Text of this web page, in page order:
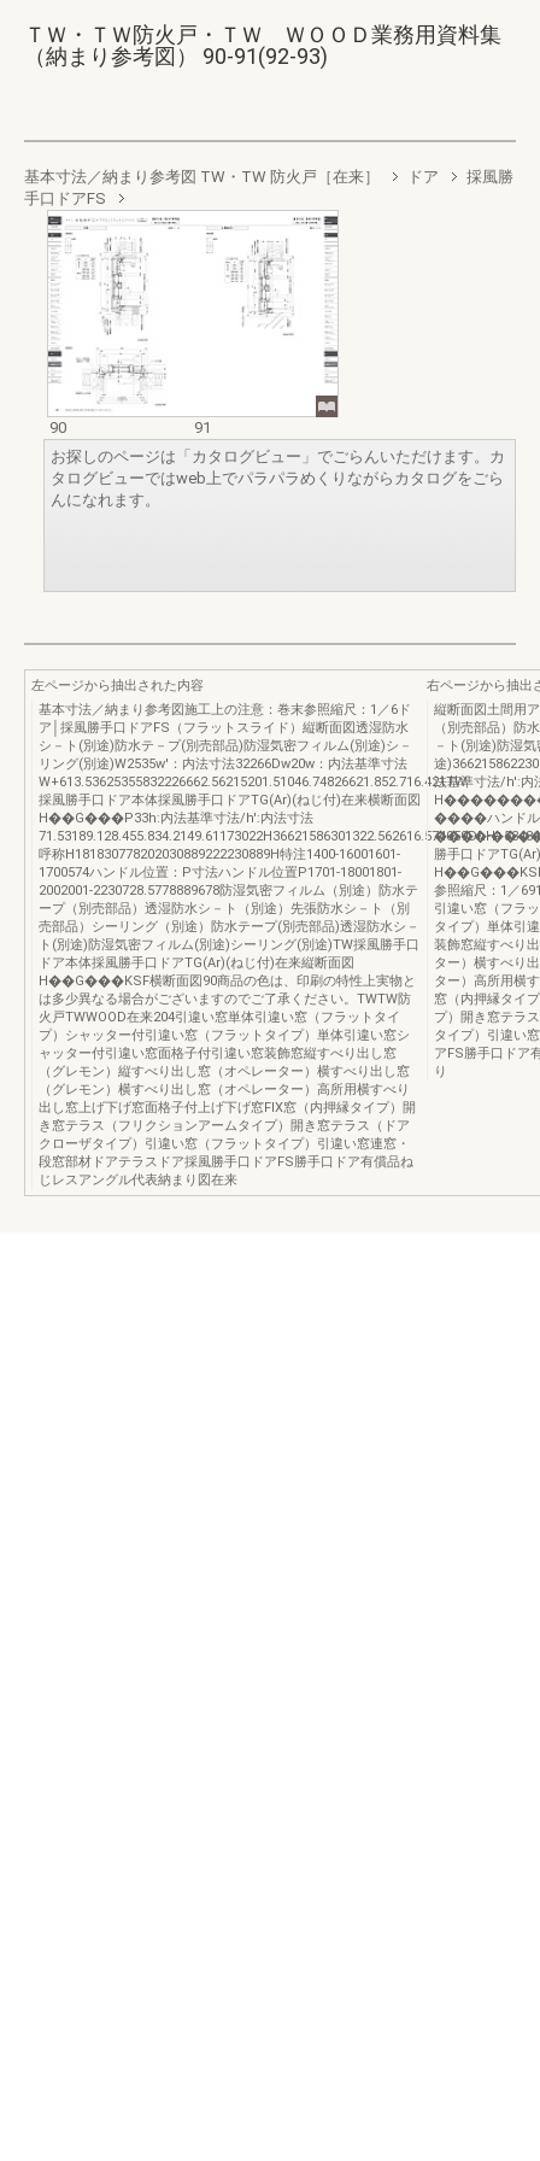
ＴＷ・ＴＷ防火戸・ＴＷ ＷＯＯＤ業務用資料集
（納まり参考図） 90-91(92-93)
基本寸法／納まり参考図 TW・TW 防火戸［在来］ ドア
採風勝
手口ドアFS
90
91
お探しのページは「カタログビュー」でごらんいただけます。カ
タログビューではweb上でパラパラめくりながらカタログをごら
んになれます。
左ページから抽出された内容
基本寸法／納まり参考図施工上の注意：巻末参照縮尺：1／6ド
ア│採風勝手口ドアFS（フラットスライド）縦断面図透湿防水
シ－ト(別途)防水テ－プ(別売部品)防湿気密フィルム(別途)シ－
リング(別途)W2535w'：内法寸法32266Dw20w：内法基準寸法
W+613.53625355832226662.56215201.51046.74826621.852.716.421TW
採風勝手口ドア本体採風勝手口ドアTG(Ar)(ねじ付)在来横断面図
H��G���P33h:内法基準寸法/h':内法寸法
呼称H181830778202030889222230889H特注1400-16001601-
1700574ハンドル位置：P寸法ハンドル位置P1701-18001801-
2002001-2230728.5778889678防湿気密フィルム（別途）防水テ
ープ（別売部品）透湿防水シ－ト（別途）先張防水シ－ト（別
売部品）シーリング（別途）防水テープ(別売部品)透湿防水シ－
ト(別途)防湿気密フィルム(別途)シーリング(別途)TW採風勝手口
ドア本体採風勝手口ドアTG(Ar)(ねじ付)在来縦断面図
H��G���KSF横断面図90商品の色は、印刷の特性上実物と
は多少異なる場合がございますのでご了承ください。TWTW防
火戸TWWOOD在来204引違い窓単体引違い窓（フラットタイ
プ）シャッター付引違い窓（フラットタイプ）単体引違い窓シ
ャッター付引違い窓面格子付引違い窓装飾窓縦すべり出し窓
（グレモン）縦すべり出し窓（オペレーター）横すべり出し窓
（グレモン）横すべり出し窓（オペレーター）高所用横すべり
出し窓上げ下げ窓面格子付上げ下げ窓FIX窓（内押縁タイプ）開
き窓テラス（フリクションアームタイプ）開き窓テラス（ドア
クローザタイプ）引違い窓（フラットタイプ）引違い窓連窓・
段窓部材ドアテラスドア採風勝手口ドアFS勝手口ドア有償品ね
じレスアングル代表納まり図在来
右ページから抽出
縦断面図土間用
（別売部品）防
－ト(別途)防湿
途
法基準寸法/h':内
����ハンドル
����-
勝手口ドア
H��G���KSF
参照縮尺：1／
引違い窓（フラ
タイプ）単体引
装飾窓縦すべり
ター）横すべり
ター）高所用横
窓（内押縁タイ
プ）開き窓テラ
タイプ）引違い
アFS勝手口ドア
り